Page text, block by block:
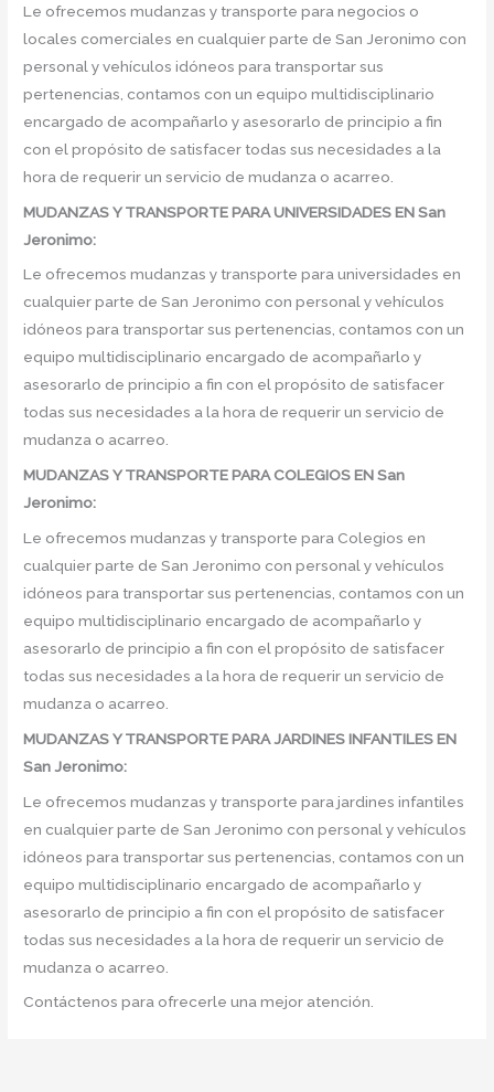
Le ofrecemos mudanzas y transporte para negocios o
locales comerciales en cualquier parte de San Jeronimo con
personal y vehículos idóneos para transportar sus
pertenencias, contamos con un equipo multidisciplinario
encargado de acompañarlo y asesorarlo de principio a fin
con el propósito de satisfacer todas sus necesidades a la
hora de requerir un servicio de mudanza o acarreo.
MUDANZAS Y TRANSPORTE PARA UNIVERSIDADES EN San
Jeronimo:
Le ofrecemos mudanzas y transporte para universidades en
cualquier parte de San Jeronimo con personal y vehículos
idóneos para transportar sus pertenencias, contamos con un
equipo multidisciplinario encargado de acompañarlo y
asesorarlo de principio a fin con el propósito de satisfacer
todas sus necesidades a la hora de requerir un servicio de
mudanza o acarreo.
MUDANZAS Y TRANSPORTE PARA COLEGIOS EN San
Jeronimo:
Le ofrecemos mudanzas y transporte para Colegios en
cualquier parte de San Jeronimo con personal y vehículos
idóneos para transportar sus pertenencias, contamos con un
equipo multidisciplinario encargado de acompañarlo y
asesorarlo de principio a fin con el propósito de satisfacer
todas sus necesidades a la hora de requerir un servicio de
mudanza o acarreo.
MUDANZAS Y TRANSPORTE PARA JARDINES INFANTILES EN
San Jeronimo:
Le ofrecemos mudanzas y transporte para jardines infantiles
en cualquier parte de San Jeronimo con personal y vehículos
idóneos para transportar sus pertenencias, contamos con un
equipo multidisciplinario encargado de acompañarlo y
asesorarlo de principio a fin con el propósito de satisfacer
todas sus necesidades a la hora de requerir un servicio de
mudanza o acarreo.
Contáctenos para ofrecerle una mejor atención.